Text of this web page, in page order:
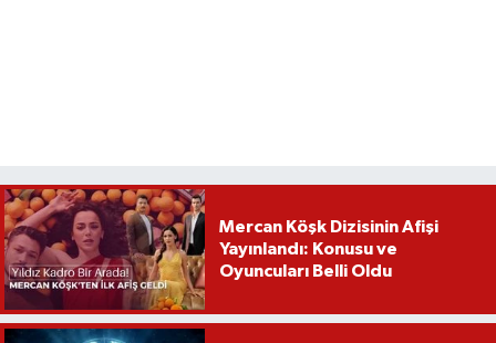
Mercan Köşk Dizisinin Afişi
Yayınlandı: Konusu ve
Oyuncuları Belli Oldu